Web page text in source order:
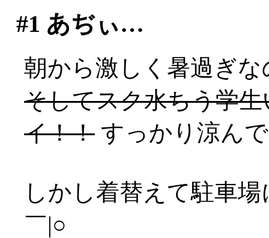
#1 あぢぃ…
朝から激しく暑過ぎ
そしてスク水ちう学
イ！！ すっかり涼ん
しかし着替えて駐車
￣|○